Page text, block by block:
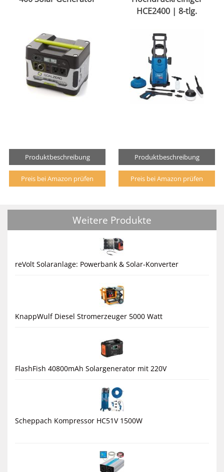
Produktbeschreibung
Preis bei Amazon prüfen
HCE2400 | 8-tlg.
Produktbeschreibung
Preis bei Amazon prüfen
Weitere Produkte
reVolt Solaranlage: Powerbank & Solar-Konverter
KnappWulf Diesel Stromerzeuger 5000 Watt
FlashFish 40800mAh Solargenerator mit 220V
Scheppach Kompressor HC51V 1500W